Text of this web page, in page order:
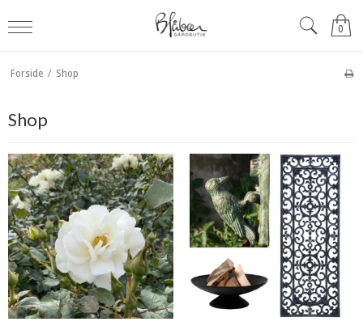
0
Forside / Shop
Shop